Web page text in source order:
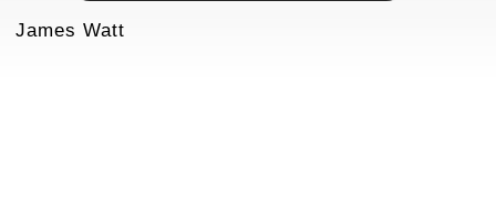
James Watt